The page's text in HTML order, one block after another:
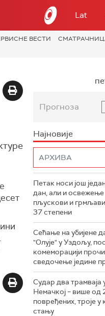
Lat
ВЕСТИ
Прогноза
Најновије
Петак носи још
дан, али и освежење
пљускови и
37 степени
Сећање на убијене
"Олује" у Уздољу,
комеморацији
сведочење једине
Судар два трамваја
Немачкој – више од
повређених, троје у
стању